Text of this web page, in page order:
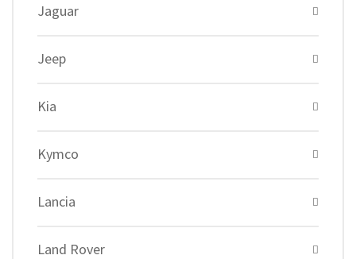
Jaguar
Jeep
Kia
Kymco
Lancia
Land Rover